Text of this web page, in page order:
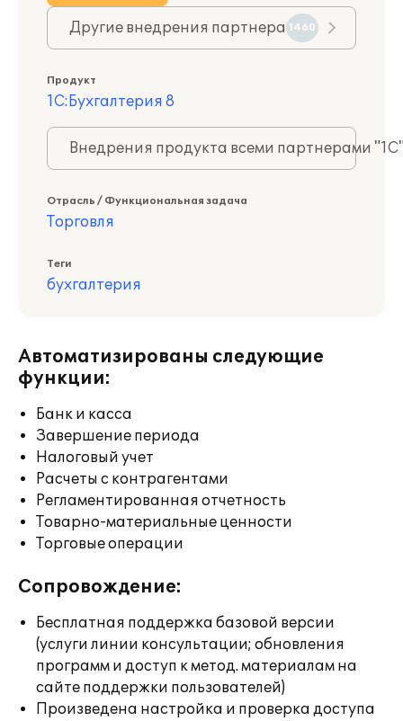
Другие внедрения партнера 1460
Продукт
1С:Бухгалтерия 8
Внедрения продукта всеми партнерами
Отрасль / Функциональная задача
Торговля
Теги
бухгалтерия
Автоматизированы следующие
функции:
Банк и касса
Завершение периода
Налоговый учет
Расчеты с контрагентами
Регламентированная отчетность
Товарно-материальные ценности
Торговые операции
Сопровождение:
Бесплатная поддержка базовой версии
(услуги линии консультации; обновления
программ и доступ к метод. материалам на
сайте поддержки пользователей)
Произведена настройка и проверка доступа